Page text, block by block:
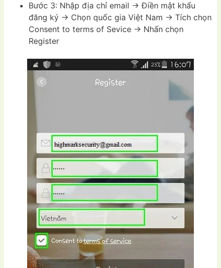
Bước 3: Nhập địa chỉ email -> Điền mật khẩu
đăng ký -> Chọn quốc gia Việt Nam -> Tích chọn
Consent to terms of Sevice -> Nhấn chọn
Register